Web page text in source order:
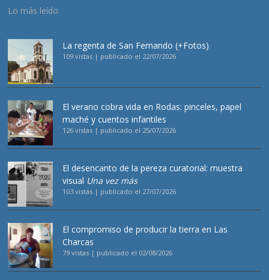
Lo más leído
La regenta de San Fernando (+Fotos)
109 vistas | publicado el 22/07/2026
El verano cobra vida en Rodas: pinceles, papel
maché y cuentos infantiles
126 vistas | publicado el 25/07/2026
El desencanto de la pereza curatorial: muestra
visual Una vez más
103 vistas | publicado el 27/07/2026
El compromiso de producir la tierra en Las
Charcas
79 vistas | publicado el 02/08/2026